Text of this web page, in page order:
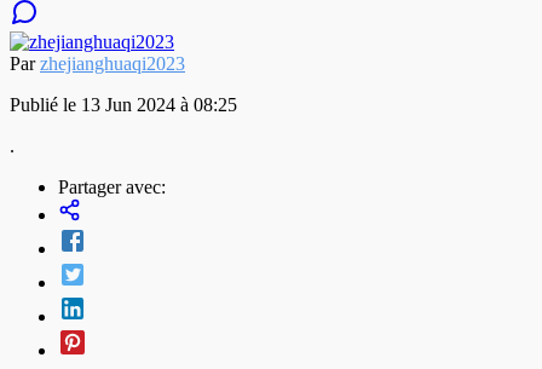
Parzhejianghuaqi2023
Publié le 13 Jun 2024 à 08:25
.
Partager avec: